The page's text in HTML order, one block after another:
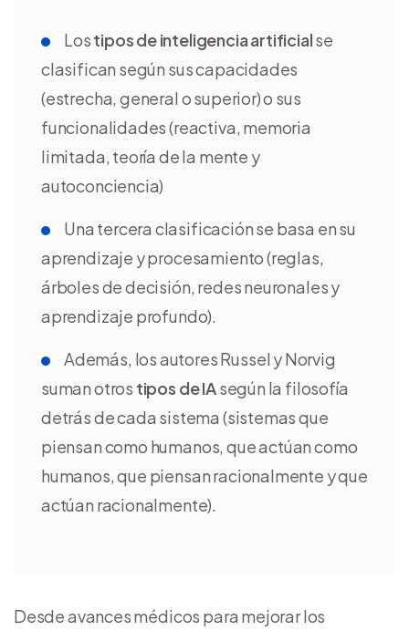
Lostipos de inteligencia artificialse
clasifican según sus capacidades
(estrecha, general o superior) o sus
funcionalidades (reactiva, memoria
limitada, teoría de la mente y
autoconciencia)
Una tercera clasificación se basa en su
aprendizaje y procesamiento (reglas,
árboles de decisión, redes neuronales y
aprendizaje profundo).
Además, los autores Russel y Norvig
suman otros tipos de IAsegún la filosofía
detrás de cada sistema (sistemas que
piensan como humanos, que actúan como
humanos, que piensan racionalmente y que
actúan racionalmente).
Desde avances médicos para mejorar los